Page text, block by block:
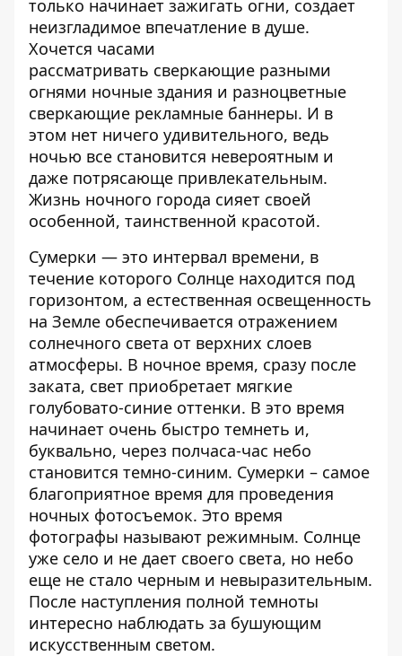
только начинает зажигать огни, создает
неизгладимое впечатление в душе.
Хочется часами
рассматривать сверкающие разными
огнями ночные здания и разноцветные
сверкающие рекламные баннеры. И в
этом нет ничего удивительного, ведь
ночью все становится невероятным и
даже потрясающе привлекательным.
Жизнь ночного города сияет своей
особенной, таинственной красотой.
Сумерки — это интервал времени, в
течение которого Солнце находится под
горизонтом, а естественная освещенность
на Земле обеспечивается отражением
солнечного света от верхних слоев
атмосферы. В ночное время, сразу после
заката, свет приобретает мягкие
голубовато-синие оттенки. В это время
начинает очень быстро темнеть и,
буквально, через полчаса-час небо
становится темно-синим. Сумерки – самое
благоприятное время для проведения
ночных фотосъемок. Это время
фотографы называют режимным. Солнце
уже село и не дает своего света, но небо
еще не стало черным и невыразительным.
После наступления полной темноты
интересно наблюдать за бушующим
искусственным светом.